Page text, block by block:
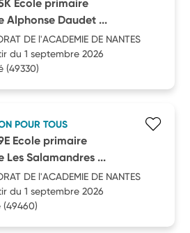
Ecole primaire
Alphonse Daudet ...
DE l'ACADEMIE DE NANTES
du 1 septembre 2026
(49330)
POUR TOUS
Ecole primaire
Les Salamandres ...
DE l'ACADEMIE DE NANTES
du 1 septembre 2026
(49460)